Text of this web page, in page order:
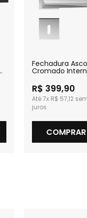
Fechadura
Cromado
R$ 399,90
7x R$ 57,12
COMPRAR